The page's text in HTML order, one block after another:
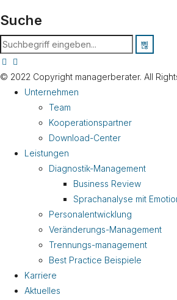
Suche
© 2022 Copyright managerberater. All
Unternehmen
Team
Kooperationspartner
Download-Center
Leistungen
Diagnostik-Management
Business Review
Sprachanalyse mit
Personalentwicklung
Veränderungs-Management
Trennungs-management
Best Practice Beispiele
Karriere
Aktuelles